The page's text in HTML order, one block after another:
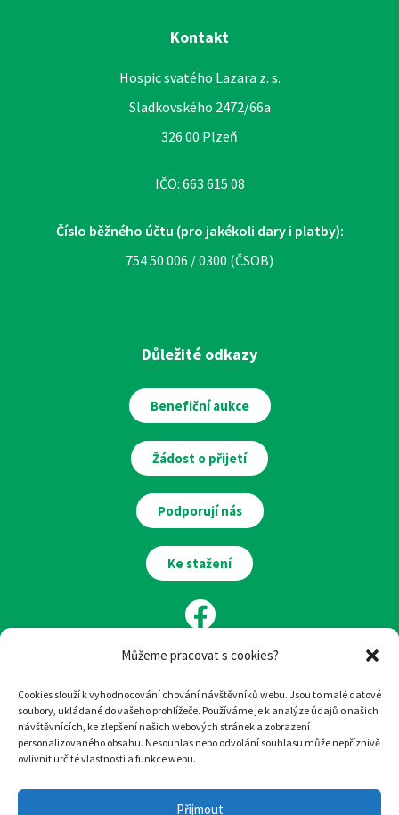
Můžeme pracovat s cookies?
Cookies slouží k vyhodnocování chování návštěvníků webu. Jsou to malé datové
soubory, ukládané do vašeho prohlížeče. Používáme je k analýze údajů o našich
návštěvnících, ke zlepšení našich webových stránek a zobrazení
personalizovaného obsahu. Nesouhlas nebo odvolání souhlasu může nepříznivě
ovlivnit určité vlastnosti a funkce webu.
Přijmout
Kontakt
Hospic svatého Lazara z. s.
Sladkovského 2472/66a
326 00 Plzeň
IČO: 663 615 08
Číslo běžného účtu (pro jakékoli dary i platby):
754 50 006 / 0300 (ČSOB)
Důležité odkazy
Benefiční aukce
Žádost o přijetí
Podporují nás
Ke stažení
Ilustrace:Eva Chmelová
Design atvorba webu